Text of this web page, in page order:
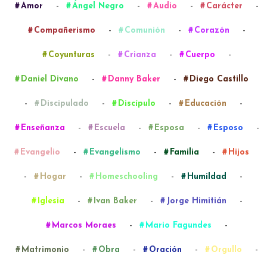
Amor - Ángel Negro - Audio - Carácter -
Compañerismo - Comunión - Corazón -
Coyunturas - Crianza - Cuerpo -
Daniel Divano - Danny Baker - Diego Castillo
- Discipulado - Discípulo - Educación -
Enseñanza - Escuela - Esposa - Esposo -
Evangelio - Evangelismo - Familia - Hijos
- Hogar - Homeschooling - Humildad -
Iglesia - Ivan Baker - Jorge Himitián -
Marcos Moraes - Mario Fagundes -
Matrimonio - Obra - Oración - Orgullo -